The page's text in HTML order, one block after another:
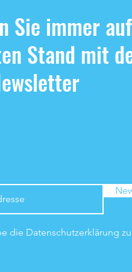
Sie immer
Stand mit
die Datenschutzerklärung